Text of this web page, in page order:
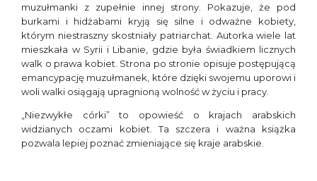
muzułmanki z zupełnie innej strony. Pokazuje, że pod
burkami i hidżabami kryją się silne i odważne kobiety,
którym niestraszny skostniały patriarchat. Autorka wiele lat
mieszkała w Syrii i Libanie, gdzie była świadkiem licznych
walk o prawa kobiet. Strona po stronie opisuje postępującą
emancypację muzułmanek, które dzięki swojemu uporowi i
woli walki osiągają upragnioną wolność w życiu i pracy.
„Niezwykłe córki” to opowieść o krajach arabskich
widzianych oczami kobiet. Ta szczera i ważna książka
pozwala lepiej poznać zmieniające się kraje arabskie.